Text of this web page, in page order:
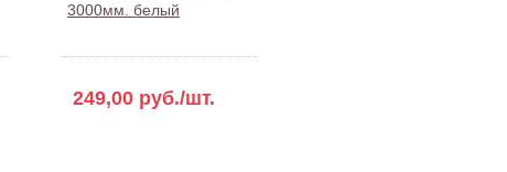
3000мм. белый
249,00 руб./шт.